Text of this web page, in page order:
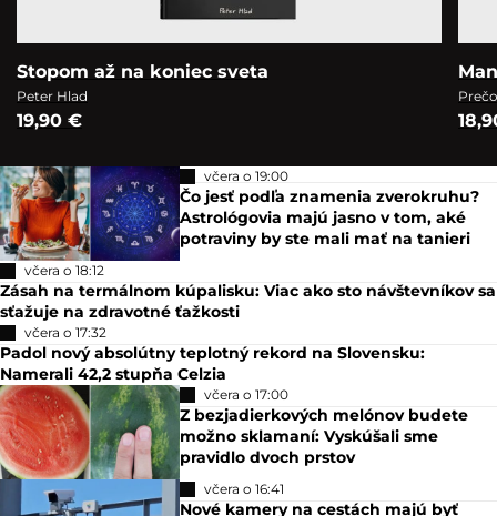
Stopom až na koniec sveta
Peter Hlad
19,90 €
včera o 19:00
Čo jesť podľa znamenia zverokruhu?
Astrológovia majú jasno v tom, aké
potraviny by ste mali mať na tanieri
včera o 18:12
Zásah na termálnom kúpalisku: Viac ako sto návštevníkov sa
sťažuje na zdravotné ťažkosti
včera o 17:32
Padol nový absolútny teplotný rekord na Slovensku:
Namerali 42,2 stupňa Celzia
včera o 17:00
Z bezjadierkových melónov budete
možno sklamaní: Vyskúšali sme
pravidlo dvoch prstov
včera o 16:41
Nové kamery na cestách majú byť